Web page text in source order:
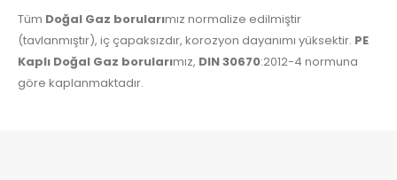
Tüm Doğal Gaz borularımız normalize edilmiştir
(tavlanmıştır), iç çapaksızdır, korozyon dayanımı yüksektir. PE
Kaplı Doğal Gaz borularımız, DIN 30670:2012-4 normuna
göre kaplanmaktadır.